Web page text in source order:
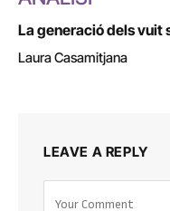
La generació dels vuit
Laura Casamitjana
LEAVE A REPLY